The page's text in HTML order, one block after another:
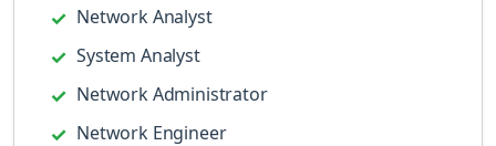
Network Analyst
System Analyst
Network Administrator
Network Engineer